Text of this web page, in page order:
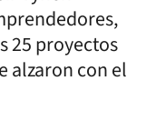
25 proyectos
alzaron con el